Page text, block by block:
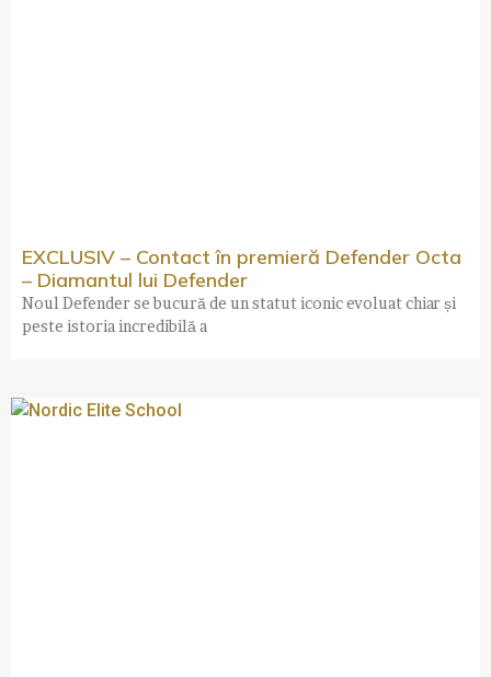
EXCLUSIV – Contact în premieră Defender Octa
– Diamantul lui Defender
Noul Defender se bucură de un statut iconic evoluat chiar și
peste istoria incredibilă a